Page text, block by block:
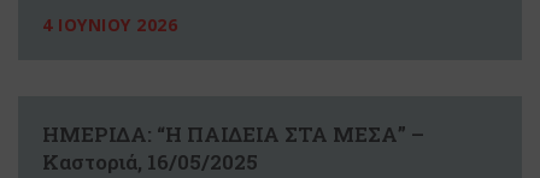
4 ΙΟΥΝΙΟΥ 2026
ΗΜΕΡΙΔΑ: “Η ΠΑΙΔΕΙΑ ΣΤΑ ΜΕΣΑ” –
Καστοριά, 16/05/2025